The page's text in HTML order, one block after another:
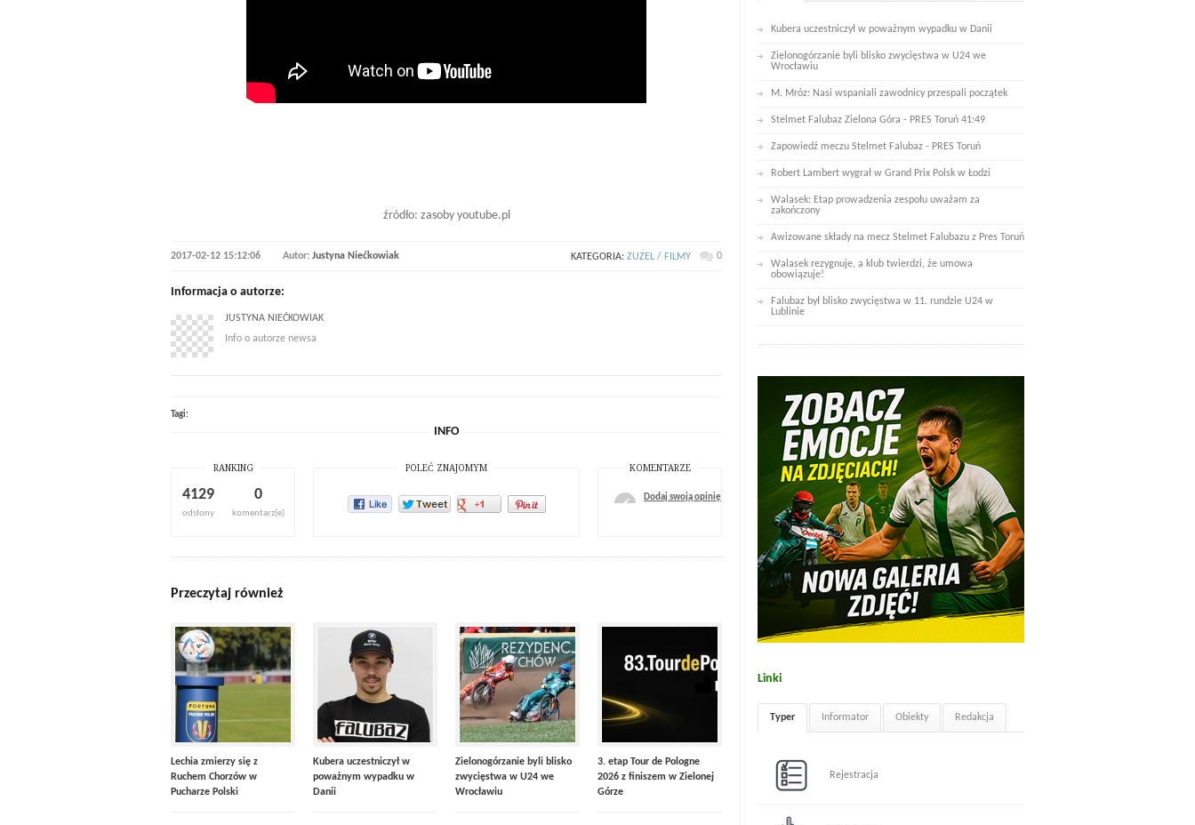
źródło: zasoby youtube.pl
2017-02-12 15:12:06 Autor: Justyna Niećkowiak KATEGORIA: ZUZEL / FILMY 0
Informacja o autorze:
JUSTYNA NIEĆKOWIAK
Info o autorze newsa
Tagi:
INFO
RANKING
4129
odsłony
0
komentarz(e)
KOMENTARZE
Dodaj swoją opinię
POLEĆ ZNAJOMYM
Przeczytaj również
Lechia zmierzy się z
Ruchem Chorzów w
Pucharze Polski
Kubera uczestniczył w
poważnym wypadku w
Danii
Zielonogórzanie byli blisko
zwycięstwa w U24 we
Wrocławiu
3. etap Tour de Pologne
2026 z finiszem w Zielonej
Górze
Kubera uczestniczył w poważnym wypadku w Danii
Zielonogórzanie byli blisko zwycięstwa w U24 we
Wrocławiu
M. Mróz: Nasi wspaniali zawodnicy przespali początek
Stelmet Falubaz Zielona Góra - PRES Toruń 41:49
Zapowiedź meczu Stelmet Falubaz - PRES Toruń
Robert Lambert wygrał w Grand Prix Polsk w Łodzi
Walasek: Etap prowadzenia zespołu uważam za
zakończony
Awizowane składy na mecz Stelmet Falubazu z Pres Toruń
Walasek rezygnuje, a klub twierdzi, że umowa
obowiązuje!
Falubaz był blisko zwycięstwa w 11. rundzie U24 w
Lublinie
Linki
Typer Informator Obiekty Redakcja
Rejestracja